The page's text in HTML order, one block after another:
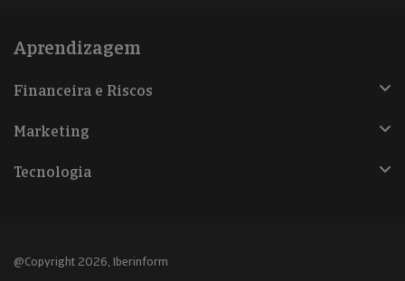
Aprendizagem
Financeira e Riscos
Marketing
Tecnologia
@Copyright 2026, Iberinform